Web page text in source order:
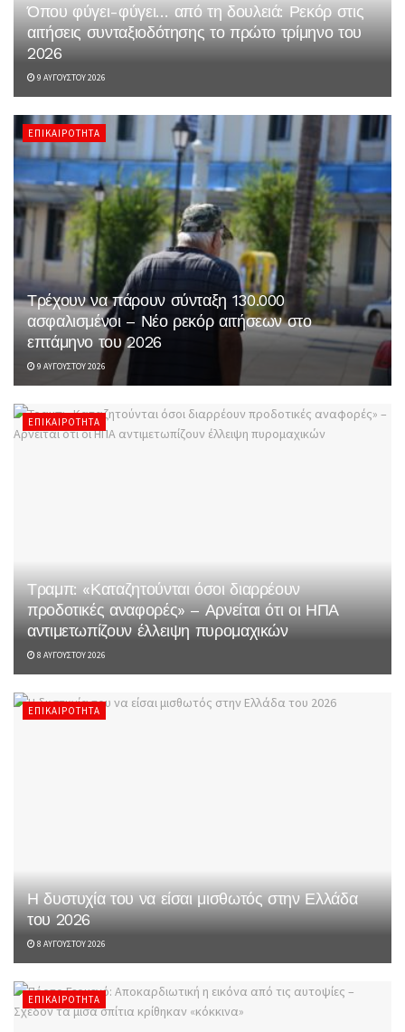
Όπου φύγει-φύγει… από τη δουλειά: Ρεκόρ στις
αιτήσεις συνταξιοδότησης το πρώτο τρίμηνο του
2026
9 ΑΥΓΟΎΣΤΟΥ 2026
ΕΠΙΚΑΙΡΌΤΗΤΑ
Τρέχουν να πάρουν σύνταξη 130.000
ασφαλισμένοι – Νέο ρεκόρ αιτήσεων στο
επτάμηνο του 2026
9 ΑΥΓΟΎΣΤΟΥ 2026
ΕΠΙΚΑΙΡΌΤΗΤΑ
Τραμπ: «Καταζητούνται όσοι διαρρέουν
προδοτικές αναφορές» – Αρνείται ότι οι ΗΠΑ
αντιμετωπίζουν έλλειψη πυρομαχικών
8 ΑΥΓΟΎΣΤΟΥ 2026
ΕΠΙΚΑΙΡΌΤΗΤΑ
Η δυστυχία του να είσαι μισθωτός στην Ελλάδα
του 2026
8 ΑΥΓΟΎΣΤΟΥ 2026
ΕΠΙΚΑΙΡΌΤΗΤΑ